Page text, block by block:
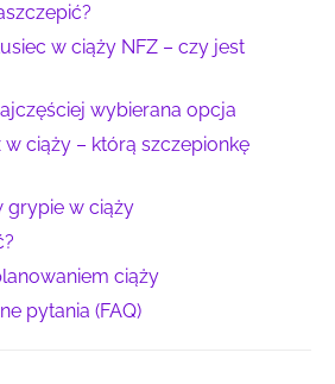
w ciąży NFZ – czy jest
wybierana opcja
ciąży – którą szczepionkę
grypie w ciąży
ciąży
pytania (FAQ)